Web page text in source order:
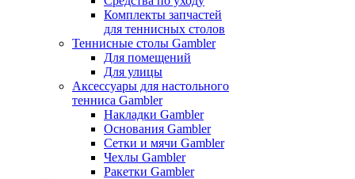
Комплекты запчастей
для теннисных столов
Теннисные столы Gambler
Для помещений
Для улицы
Аксессуары для настольного
тенниса Gambler
Накладки Gambler
Основания Gambler
Сетки и мячи Gambler
Чехлы Gambler
Ракетки Gambler